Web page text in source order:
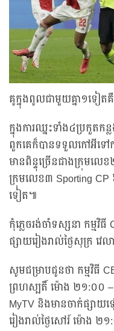
គូក្នុងពូលជាមួយគ្នា១ទៀត
ក្នុងការឈ្នះទាំង៤ប្រកួត
ពួកគេក៏បានទទួលកៅអីទៅ
មានពិន្ទុច្រើនជាងក្រុមលេ
ក្រុមលេខ៣ Sporting
ទៀត៕
កុំភ្លេចរង់ចាំទស្សនា កម្មវិ
ផ្សាយរៀងរាល់ថ្ងៃសុក្រ
សូមជម្រាបជូនថា កម្មវិធី
ព្រហស្បតិ៍ ម៉ោង ២១:០០
MyTV និងមានចាក់ផ្សា
រៀងរាល់ថ្ងៃសៅរ៍ ម៉ោង